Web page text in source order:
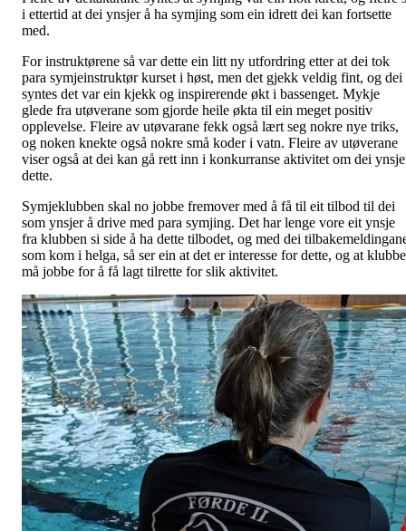
i ettertid at dei ynsjer å ha symjing som ein idrett dei kan fortsette
med.
For instruktørene så var dette ein litt ny utfordring etter at dei tok
para symjeinstruktør kurset i høst, men det gjekk veldig fint, og dei
syntes det var ein kjekk og inspirerende økt i bassenget. Mykje
glede fra utøverane som gjorde heile økta til ein meget positiv
opplevelse. Fleire av utøvarane fekk også lært seg nokre nye triks,
og noken knekte også nokre små koder i vatn. Fleire av utøverane
viser også at dei kan gå rett inn i konkurranse aktivitet om dei
dette.
Symjeklubben skal no jobbe fremover med å få til eit tilbod til dei
som ynsjer å drive med para symjing. Det har lenge vore eit ynsje
fra klubben si side å ha dette tilbodet, og med dei
som kom i helga, så ser ein at det er interesse for dette, og at
må jobbe for å få lagt tilrette for slik aktivitet.